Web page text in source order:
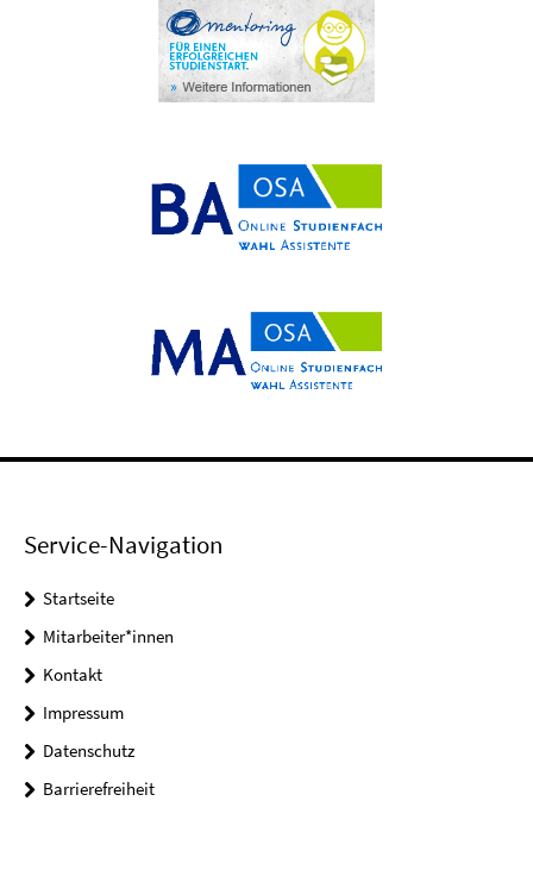
Service-Navigation
Startseite
Mitarbeiter*innen
Kontakt
Impressum
Datenschutz
Barrierefreiheit